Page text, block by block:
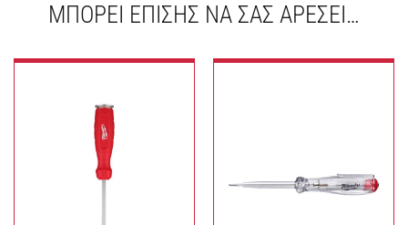
ΜΠΟΡΕΊ ΕΠΊΣΗΣ ΝΑ ΣΑΣ ΑΡΈΣΕΙ…